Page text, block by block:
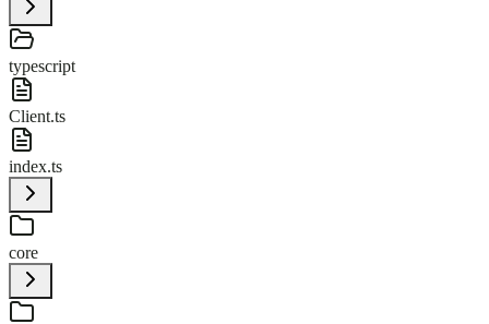
typescript
Client.ts
index.ts
core